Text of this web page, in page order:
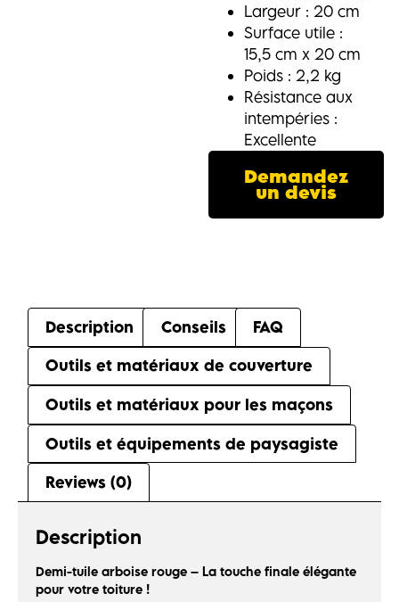
Largeur : 20 cm
Surface utile :
15,5 cm x 20 cm
Poids : 2,2 kg
Résistance aux
intempéries :
Excellente
Demandez
un devis
Description Conseils
FAQ
Outils et matériaux de couverture
Outils et matériaux pour les maçons
Outils et équipements de paysagiste
Reviews (0)
Description
Demi-tuile arboise rouge – La touche finale élégante
pour votre toiture !